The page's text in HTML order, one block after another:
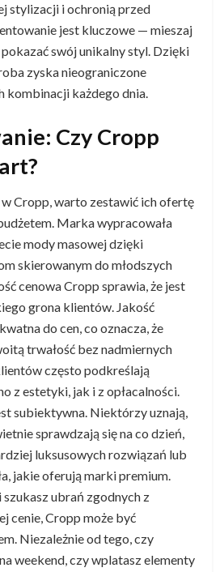
stylizacji i ochronią przed
jest kluczowe — mieszaj
swój unikalny styl. Dzięki
zyska nieograniczone
kombinacji każdego dnia.
Czy Cropp
Cropp, warto zestawić ich ofertę
Marka wypracowała
mody masowej dzięki
skierowanym do młodszych
cenowa Cropp sprawia, że jest
grona klientów. Jakość
do cen, co oznacza, że
trwałość bez nadmiernych
często podkreślają
z estetyki, jak i z opłacalności.
subiektywna. Niektórzy uznają,
sprawdzają się na co dzień,
luksusowych rozwiązań lub
jakie oferują marki premium.
szukasz ubrań zgodnych z
cenie, Cropp może być
Niezależnie od tego, czy
weekend, czy wplatasz elementy